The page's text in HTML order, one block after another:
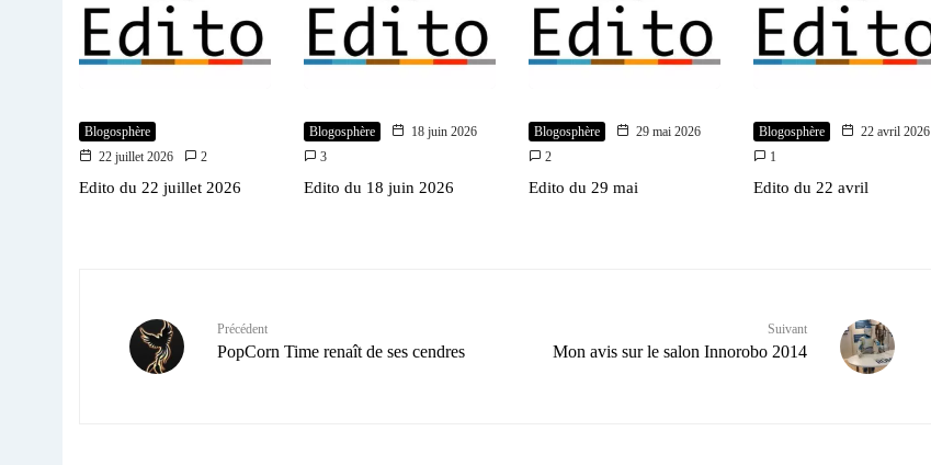
Blogosphère
22 juillet 2026
2
Edito du 22 juillet 2026
Blogosphère
18 juin 2026
3
Edito du 18 juin 2026
Blogosphère
29 mai 2026
2
Edito du 29 mai
Blogosphère
22 avril 2026
1
Edito du 22 avril
Précédent
PopCorn Time renaît de ses cendres
Suivant
Mon avis sur le salon Innorobo 2014